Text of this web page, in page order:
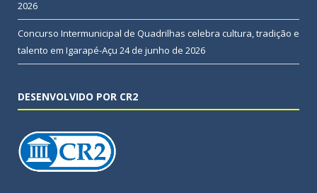
2026
Concurso Intermunicipal de Quadrilhas celebra cultura, tradição e
talento em Igarapé-Açu 24 de junho de 2026
DESENVOLVIDO POR CR2